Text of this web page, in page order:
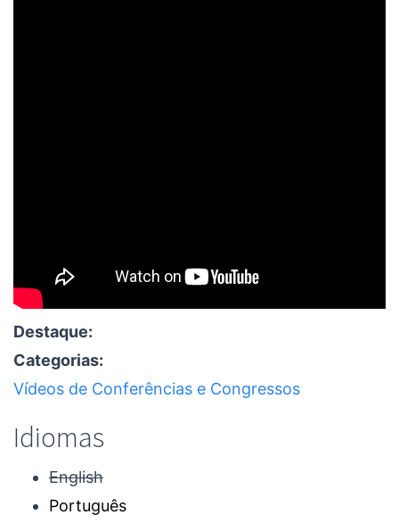
Destaque:
Categorias:
Vídeos de Conferências e Congressos
Idiomas
English
Português